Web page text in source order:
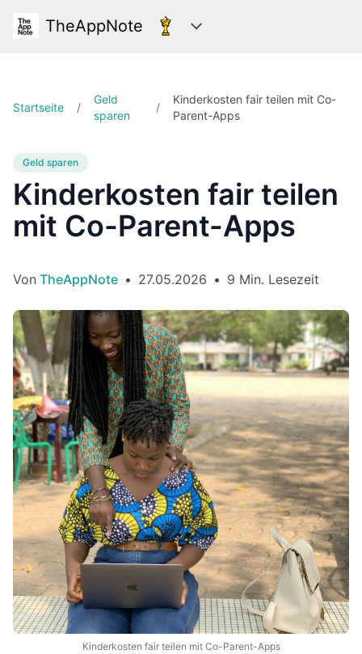
TheAppNote Kategorien
Startseite /
Geld
sparen
/
Kinderkosten fair teilen mit Co-
Parent-Apps
Geld sparen
Kinderkosten fair teilen
mit Co-Parent-Apps
Von TheAppNote • 27.05.2026 • 9 Min. Lesezeit
Kinderkosten fair teilen mit Co-Parent-Apps